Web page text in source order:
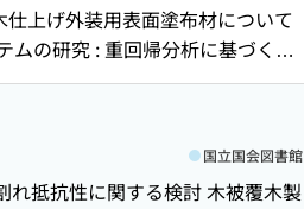
上げ外装用表面塗布材について
ムの研究 : 重回帰分析に基づく制
時における振動特性変化 遺伝的
の床衝撃音低減効果に関する
ドを用いた盛土施工管理時の含
度繊維補強コンクリートを用い
発 : 鉄道構造物への適用に関する
国立国会図書館
れ抵抗性に関する検討 木被覆木製